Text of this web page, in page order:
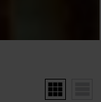
Afficher